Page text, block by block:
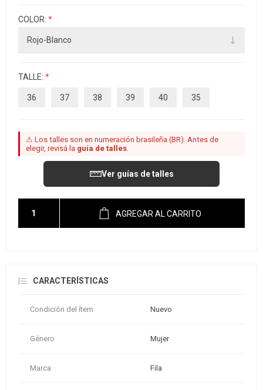
COLOR: *
TALLE: *
36 37 38 39 40 35
⚠ Los talles son en numeración brasileña (BR). Antes de
elegir, revisá la guía de talles.
Ver guías de talles
AGREGAR AL CARRITO
CARACTERÍSTICAS
Condición del ítem Nuevo
Género Mujer
Marca Fila